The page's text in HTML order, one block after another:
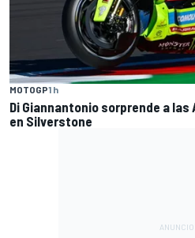
MOTOGP1 h
Di Giannantonio sorprende a
en Silverstone